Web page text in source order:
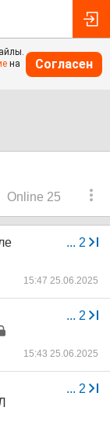
на
Согласен
Online 25
... 2
15:47 25.06.2025
... 2
15:43 25.06.2025
... 2